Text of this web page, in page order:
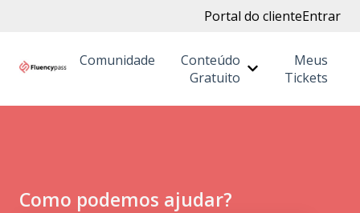
Portal do clienteEntrar
Comunidade
Conteúdo
Gratuito
Mostrar
Meus
Tickets
Como podemos ajudar?